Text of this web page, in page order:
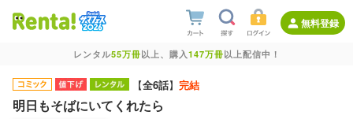
無料登録
レンタル55万冊以上、購入147万冊以上配信中！
【全6話】 完結
明日もそばにいてくれたら